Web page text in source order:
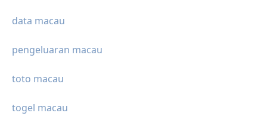
data macau
pengeluaran macau
toto macau
togel macau